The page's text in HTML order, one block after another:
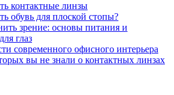
контактные линзы
обувь для плоской стопы?
зрение: основы питания и
глаз
современного офисного интерьера
вы не знали о контактных линзах